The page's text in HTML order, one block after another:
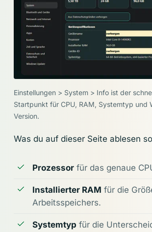
Einstellungen > System > Info ist der
Startpunkt für CPU, RAM, Systemtyp und
Version.
Was du auf dieser Seite ablesen
Prozessor für das genaue
Installierter RAM für die
Arbeitsspeichers.
Systemtyp für die